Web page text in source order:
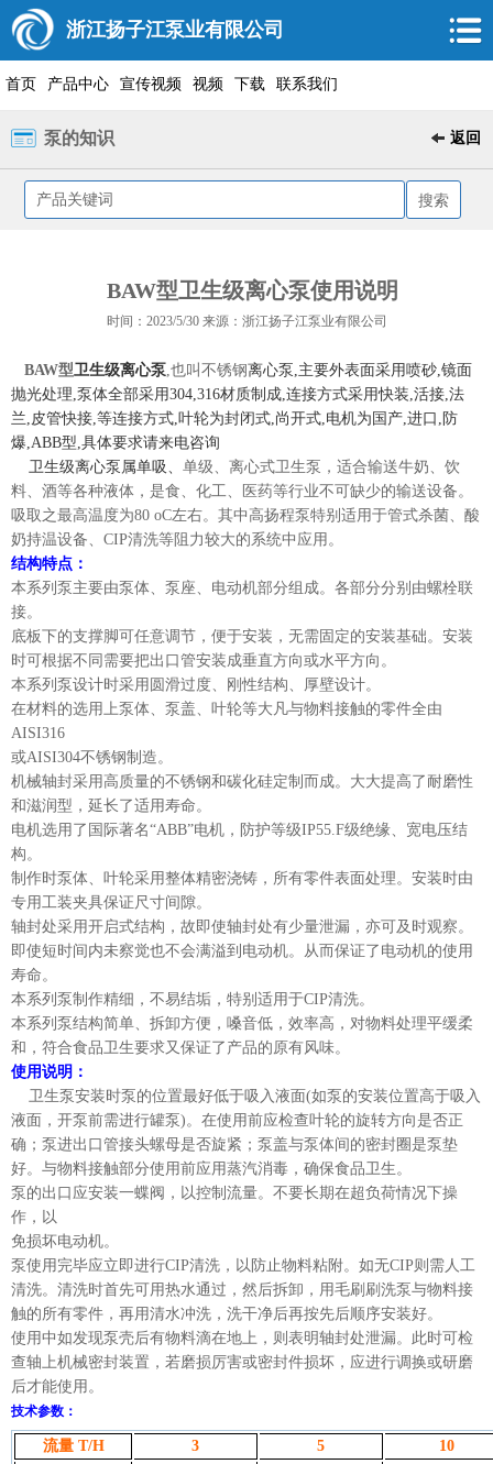
浙江扬子江泵业有限公司
首页 产品中心 宣传视频 视频 下载 联系我们
泵的知识 返回
BAW型卫生级离心泵使用说明
时间：2023/5/30 来源：浙江扬子江泵业有限公司
BAW型卫生级离心泵,也叫不锈钢离心泵 ,主要外表面采用喷砂,镜面
抛光处理,泵体全部采用304,316材质制成,连接方式采用快装,活接,法
兰,皮管快接,等连接方式,叶轮为封闭式,尚开式,电机为国产,进口,防
爆,ABB型,具体要求请来电咨询
卫生级离心泵 属单吸、 单级、离心式卫生泵，适合输送牛奶、饮
料、酒等各种液体，是食、化工、医药等行业不可缺少的输送设备。
吸取之最高温度为80 oC左右。其中高扬程泵特别适用于管式杀菌、酸
奶持温设备、CIP清洗等阻力较大的系统中应用。
结构特点：
本系列泵主要由泵体、泵座、电动机部分组成。各部分分别由螺栓联
接。
底板下的支撑脚可任意调节，便于安装，无需固定的安装基础。安装
时可根据不同需要把出口管安装成垂直方向或水平方向。
本系列泵设计时采用圆滑过度、刚性结构、厚壁设计。
在材料的选用上泵体、泵盖、叶轮等大凡与物料接触的零件全由
AISI316
或AISI304不锈钢制造。
机械轴封采用高质量的不锈钢和碳化硅定制而成。大大提高了耐磨性
和滋润型，延长了适用寿命。
电机选用了国际著名“ABB”电机，防护等级IP55.F级绝缘、宽电压结
构。
制作时泵体、叶轮采用整体精密浇铸，所有零件表面处理。安装时由
专用工装夹具保证尺寸间隙。
轴封处采用开启式结构，故即使轴封处有少量泄漏，亦可及时观察。
即使短时间内未察觉也不会满溢到电动机。从而保证了电动机的使用
寿命。
本系列泵制作精细，不易结垢，特别适用于CIP清洗。
本系列泵结构简单、拆卸方便，嗓音低，效率高，对物料处理平缓柔
和，符合食品卫生要求又保证了产品的原有风味。
使用说明：
卫生泵安装时泵的位置最好低于吸入液面(如泵的安装位置高于吸入
液面，开泵前需进行罐泵)。在使用前应检查叶轮的旋转方向是否正
确；泵进出口管接头螺母是否旋紧；泵盖与泵体间的密封圈是泵垫
好。与物料接触部分使用前应用蒸汽消毒，确保食品卫生。
泵的出口应安装一蝶阀，以控制流量。不要长期在超负荷情况下操
作，以
免损坏电动机。
泵使用完毕应立即进行CIP清洗，以防止物料粘附。如无CIP则需人工
清洗。清洗时首先可用热水通过，然后拆卸，用毛刷刷洗泵与物料接
触的所有零件，再用清水冲洗，洗干净后再按先后顺序安装好。
使用中如发现泵壳后有物料滴在地上，则表明轴封处泄漏。此时可检
查轴上机械密封装置，若磨损厉害或密封件损坏，应进行调换或研磨
后才能使用。
技术参数：
流量T/H 3 5
10